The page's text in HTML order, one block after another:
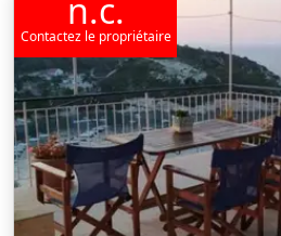
n.c.
Contactez le propriétaire